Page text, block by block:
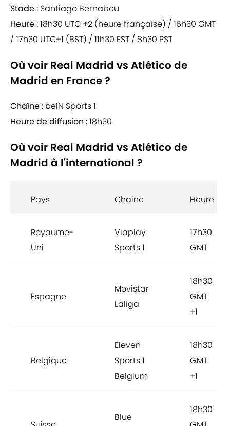
Stade : Santiago Bernabeu
Heure :18h30 UTC +2 (heure française) / 16h30 GMT
/ 17h30 UTC+1 (BST) / 11h30 EST / 8h30 PST
Où voir Real Madrid vs Atlético de
Madrid en France ?
Chaîne : beIN Sports 1
Heure de diffusion :18h30
Où voir Real Madrid vs Atlético de
Madrid à l'international ?
Pays Chaîne Heure
Royaume-
Uni
Viaplay
Sports 1
17h30
GMT
Espagne
Movistar
Laliga
18h30
GMT
+1
Belgique
Eleven
Sports 1
Belgium
18h30
GMT
+1
Blue
18h30